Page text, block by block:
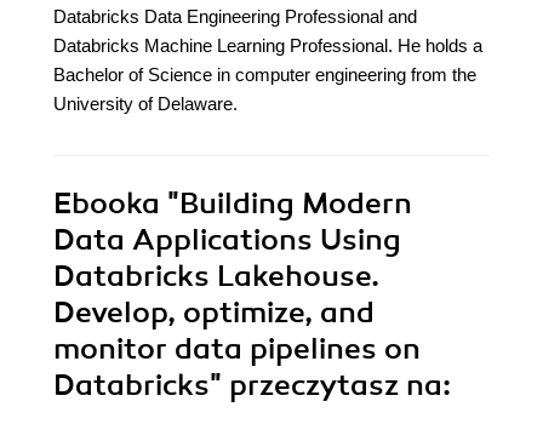
Databricks Data Engineering Professional and
Databricks Machine Learning Professional. He holds a
Bachelor of Science in computer engineering from the
University of Delaware.
Ebooka "Building Modern
Data Applications Using
Databricks Lakehouse.
Develop, optimize, and
monitor data pipelines on
Databricks" przeczytasz na: